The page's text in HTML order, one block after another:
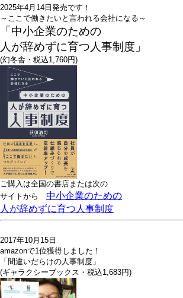
2025年4月14日発売です！
～ここで働きたいと言われる会社になる～
「中小企業のための
人が辞めずに育つ人事制度」
(幻冬舎・税込1,760円)
ご購入は全国の書店または次の
サイトから 中小企業のための
人が辞めずに育つ人事制度
2017年10月15日
amazonで1位獲得しました！
「間違いだらけの人事制度」
(ギャラクシーブックス・税込1,683円)